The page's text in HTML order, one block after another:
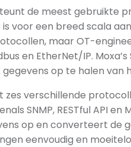
de meest
voor een breed scala
maar OT-
en EtherNet/IP.
op te halen
zes verschillende
SNMP, RESTful API
op en converteert de
eenvoudig en